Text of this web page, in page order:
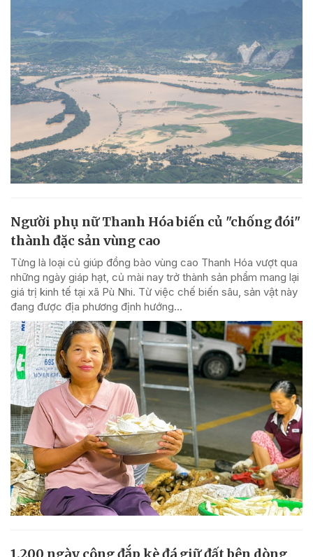
Người phụ nữ Thanh Hóa biến củ "chống đói"
thành đặc sản vùng cao
Từng là loại củ giúp đồng bào vùng cao Thanh Hóa vượt qua
những ngày giáp hạt, củ mài nay trở thành sản phẩm mang lại
giá trị kinh tế tại xã Pù Nhi. Từ việc chế biến sâu, sản vật này
đang được địa phương định hướng...